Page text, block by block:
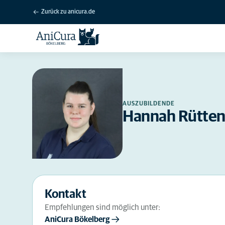
Zurück zu anicura.de
AUSZUBILDENDE
Hannah Rütten
Kontakt
Empfehlungen sind möglich unter:
AniCura Bökelberg